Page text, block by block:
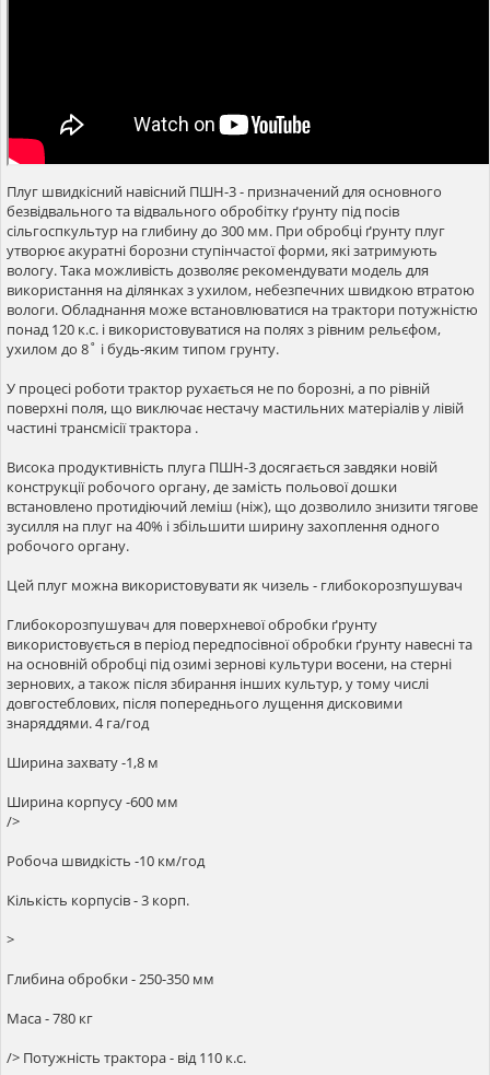
Плуг швидкісний навісний ПШН-3 - призначений для основного
безвідвального та відвального обробітку ґрунту під посів
сільгоспкультур на глибину до 300 мм. При обробці ґрунту плуг
утворює акуратні борозни ступінчастої форми, які затримують
вологу. Така можливість дозволяє рекомендувати модель для
використання на ділянках з ухилом, небезпечних швидкою втратою
вологи. Обладнання може встановлюватися на трактори потужністю
понад 120 к.с. і використовуватися на полях з рівним рельєфом,
ухилом до 8˚ і будь-яким типом грунту.
У процесі роботи трактор рухається не по борозні, а по рівній
поверхні поля, що виключає нестачу мастильних матеріалів у лівій
частині трансмісії трактора .
Висока продуктивність плуга ПШН-3 досягається завдяки новій
конструкції робочого органу, де замість польової дошки
встановлено протидіючий леміш (ніж), що дозволило знизити тягове
зусилля на плуг на 40% і збільшити ширину захоплення одного
робочого органу.
Цей плуг можна використовувати як чизель - глибокорозпушувач
Глибокорозпушувач для поверхневої обробки ґрунту
використовується в період передпосівної обробки ґрунту навесні та
на основній обробці під озимі зернові культури восени, на стерні
зернових, а також після збирання інших культур, у тому числі
довгостеблових, після попереднього лущення дисковими
знаряддями. 4 га/год
Ширина захвату -1,8 м
Ширина корпусу -600 мм
/>
Робоча швидкість -10 км/год
Кількість корпусів - 3 корп.
>
Глибина обробки - 250-350 мм
Маса - 780 кг
/> Потужність трактора - від 110 к.с.